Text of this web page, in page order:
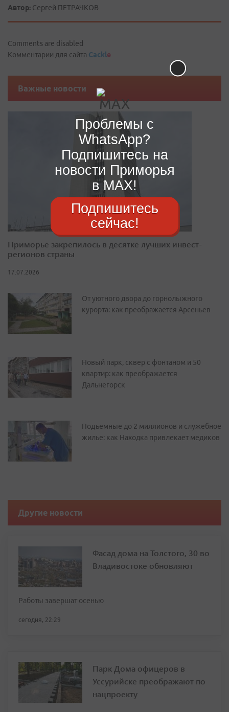
Автор: Сергей ПЕТРАЧКОВ
Comments are disabled
Комментарии для сайта Cackle
Важные новости
Приморье закрепилось в десятке лучших инвест-
регионов страны
17.07.2026
От уютного двора до горнолыжного
курорта: как преображается Арсеньев
Новый парк, сквер с фонтаном и 50
квартир: как преображается
Дальнегорск
Подъемные до 2 миллионов и служебное
жилье: как Находка привлекает медиков
Другие новости
Фасад дома на Толстого, 30 во
Владивостоке обновляют
Работы завершат осенью
сегодня, 22:29
Парк Дома офицеров в
Уссурийске преображают по
нацпроекту
Проблемы с
WhatsApp?
Подпишитесь на
новости Приморья
в MAX!
Подпишитесь
сейчас!